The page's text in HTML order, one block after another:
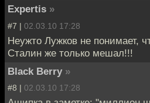
Expertis »
#7 | 02.03.10 17:28
Неужто Лужков не понимает,
Сталин же только мешал!!!
Black Berry »
#8 | 02.03.10 17:28